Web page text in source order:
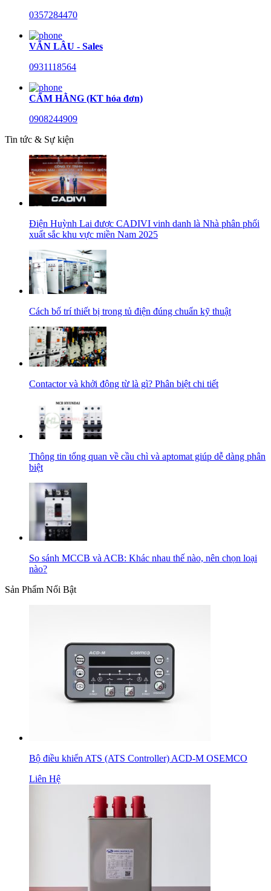
0357284470
VĂN LÂU - Sales
0931118564
CẨM HẰNG (KT hóa đơn)
0908244909
Tin tức & Sự kiện
Điện Huỳnh Lai được CADIVI vinh danh là Nhà phân phối
xuất sắc khu vực miền Nam 2025
Cách bố trí thiết bị trong tủ điện đúng chuẩn kỹ thuật
Contactor và khởi động từ là gì? Phân biệt chi tiết
Thông tin tổng quan về cầu chì và aptomat giúp dễ dàng phân
biệt
So sánh MCCB và ACB: Khác nhau thế nào, nên chọn loại
nào?
Sản Phẩm Nổi Bật
Bộ điều khiển ATS (ATS Controller) ACD-M OSEMCO
Liên Hệ